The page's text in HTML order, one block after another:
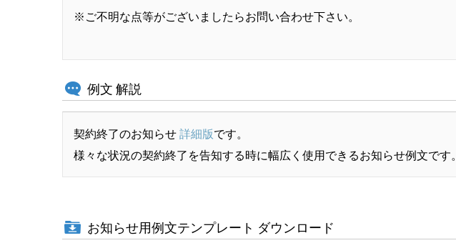
※ご不明な点等がございましたらお問い合わせ下さい。
例文 解説
契約終了のお知らせ詳細版です。
様々な状況の契約終了を告知する時に幅広く使用できるお知らせ例文です。
お知らせ用例文テンプレート ダウンロード